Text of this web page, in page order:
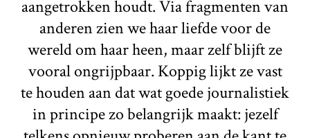
aangetrokken houdt. Via fragmenten van
anderen zien we haar liefde voor de
wereld om haar heen, maar zelf blijft ze
vooral ongrijpbaar. Koppig lijkt ze vast
te houden aan dat wat goede journalistiek
in principe zo belangrijk maakt: jezelf